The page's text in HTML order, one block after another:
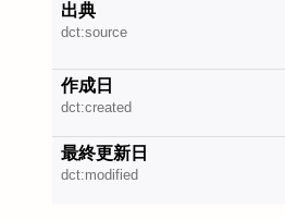
出典
dct:source
作成日
dct:created
最終更新日
dct:modified